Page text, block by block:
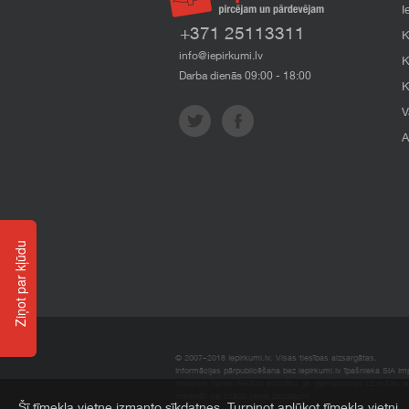
+371 25113311
info@iepirkumi.lv
Darba dienās 09:00 - 18:00
© 2007–2018 Iepirkumi.lv. Visas tiesības aizsargātas.
Informācijas pārpublicēšana bez iepirkumi.lv īpašnieka SIA
Ziņot par kļūdu